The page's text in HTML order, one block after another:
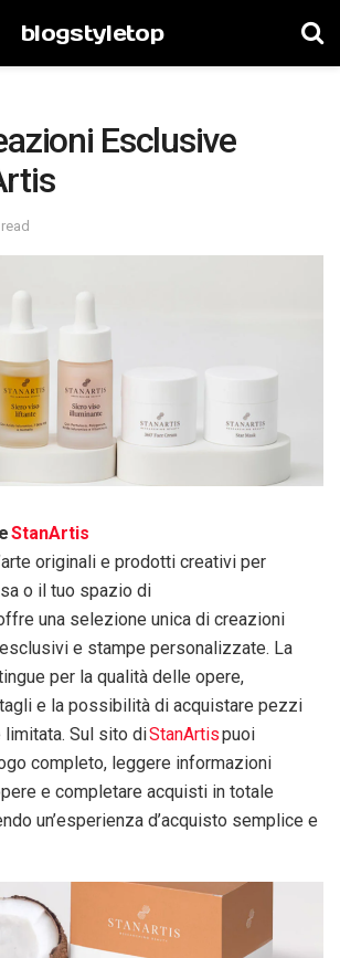
blogstyletop
Esclusive
StanArtis
originali e prodotti creativi per
o il tuo spazio di
una selezione unica di creazioni
e stampe personalizzate. La
per la qualità delle opere,
e la possibilità di acquistare pezzi
Sul sito diStanArtispuoi
completo, leggere informazioni
e completare acquisti in totale
un’esperienza d’acquisto semplice e